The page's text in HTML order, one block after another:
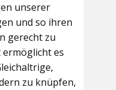
unserer
und so ihren
gerecht zu
es
zu knüpfen,